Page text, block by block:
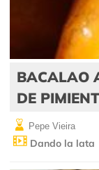
BACALAO
DE
Pepe Vieira
Dando la lata